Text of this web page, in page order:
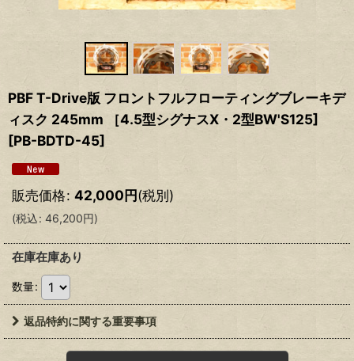
PBF T-Drive版 フロントフルフローティングブレーキデ
ィスク 245mm ［4.5型シグナスX・2型BW'S125]
[PB-BDTD-45]
販売価格: 42,000円(税別)
(税込: 46,200円)
在庫在庫あり
数量:
返品特約に関する重要事項